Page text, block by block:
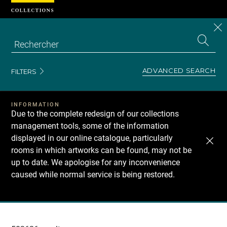
FILTERS ADVANCED SEARCH
INFORMATION
Due to the complete redesign of our collections
management tools, some of the information
displayed in our online catalogue, particularly
rooms in which artworks can be found, may not be
up to date. We apologise for any inconvenience
caused while normal service is being restored.
Recherche
Cookies management panel